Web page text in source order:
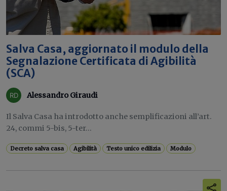
Salva Casa, aggiornato il modulo della
Segnalazione Certificata di Agibilità
(SCA)
Alessandro Giraudi
Il Salva Casa ha introdotto anche semplificazioni all’art.
24, commi 5-bis, 5-ter...
Decreto salva casa Agibilità Testo unico edilizia Modulo